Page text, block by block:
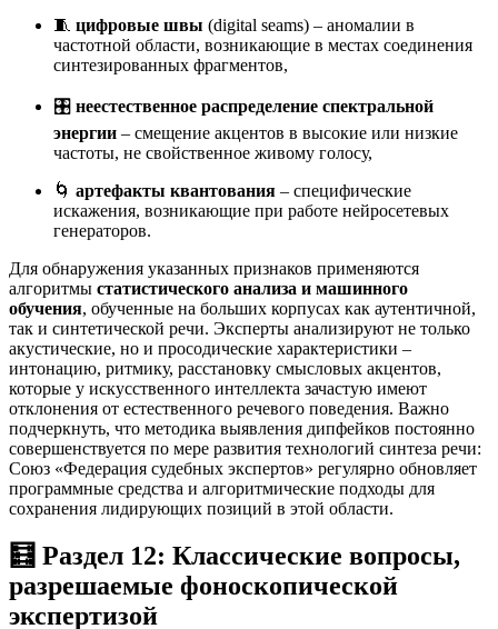
🧵 цифровые швы (digital seams) – аномалии в
частотной области, возникающие в местах соединения
синтезированных фрагментов,
🎛️ неестественное распределение спектральной
энергии – смещение акцентов в высокие или низкие
частоты, не свойственное живому голосу,
🌀 артефакты квантования – специфические
искажения, возникающие при работе нейросетевых
генераторов.
Для обнаружения указанных признаков применяются
алгоритмы статистического анализа и машинного
обучения, обученные на больших корпусах как аутентичной,
так и синтетической речи. Эксперты анализируют не только
акустические, но и просодические характеристики –
интонацию, ритмику, расстановку смысловых акцентов,
которые у искусственного интеллекта зачастую имеют
отклонения от естественного речевого поведения. Важно
подчеркнуть, что методика выявления дипфейков постоянно
совершенствуется по мере развития технологий синтеза речи:
Союз «Федерация судебных экспертов» регулярно обновляет
программные средства и алгоритмические подходы для
сохранения лидирующих позиций в этой области.
🧮 Раздел 12: Классические вопросы,
разрешаемые фоноскопической
экспертизой